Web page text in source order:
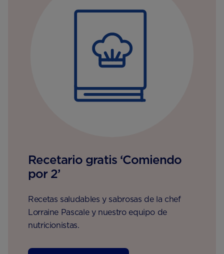
Recetario gratis ‘Comiendo
por 2’
Recetas saludables y sabrosas de la chef
Lorraine Pascale y nuestro equipo de
nutricionistas.